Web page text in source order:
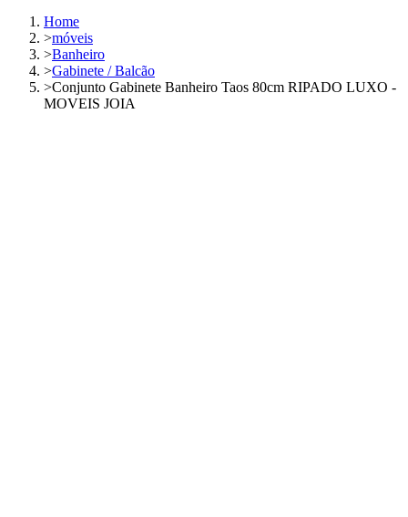
Home
>móveis
>Banheiro
>Gabinete / Balcão
>Conjunto Gabinete Banheiro Taos 80cm RIPADO LUXO -
MOVEIS JOIA